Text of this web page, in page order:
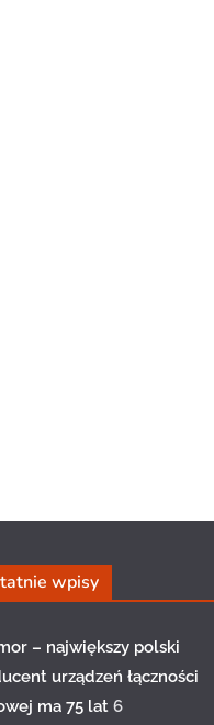
wpisy
– największy polski
urządzeń łączności
ma 75 lat 6